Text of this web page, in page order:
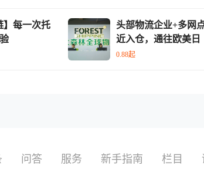
】每一次托
头部物流企业+多网
近入仓，通往欧美日
0.88起
问答 服务 新手指南 栏目